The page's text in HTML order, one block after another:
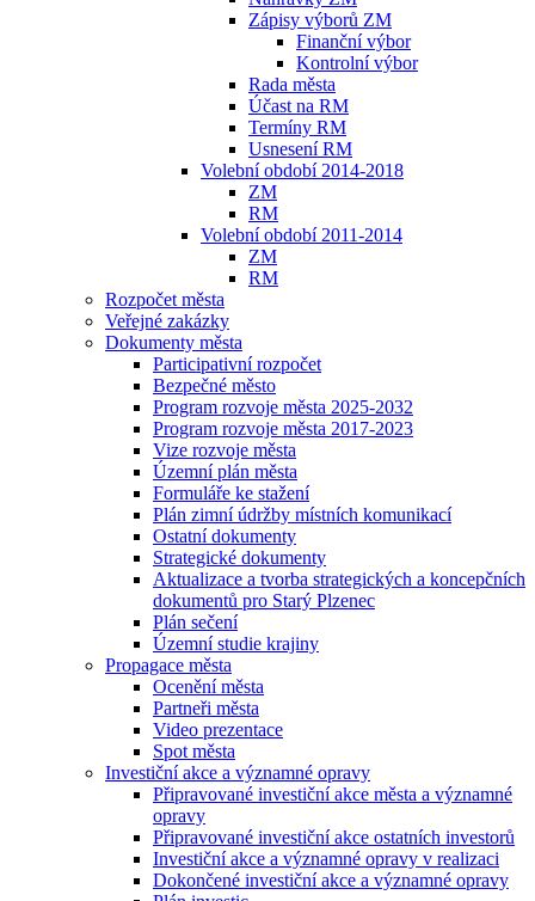
Zápisy výborů ZM
Finanční výbor
Kontrolní výbor
Rada města
Účast na RM
Termíny RM
Usnesení RM
Volební období 2014-2018
ZM
RM
Volební období 2011-2014
ZM
RM
Rozpočet města
Veřejné zakázky
Dokumenty města
Participativní rozpočet
Bezpečné město
Program rozvoje města 2025-2032
Program rozvoje města 2017-2023
Vize rozvoje města
Územní plán města
Formuláře ke stažení
Plán zimní údržby místních komunikací
Ostatní dokumenty
Strategické dokumenty
Aktualizace a tvorba strategických a koncepčních
dokumentů pro Starý Plzenec
Plán sečení
Územní studie krajiny
Propagace města
Ocenění města
Partneři města
Video prezentace
Spot města
Investiční akce a významné opravy
Připravované investiční akce města a významné
opravy
Připravované investiční akce ostatních investorů
Investiční akce a významné opravy v realizaci
Dokončené investiční akce a významné opravy